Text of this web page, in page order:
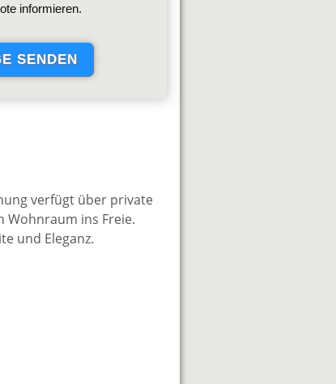
informieren.
verfügt über private
Wohnraum ins Freie.
und Eleganz.